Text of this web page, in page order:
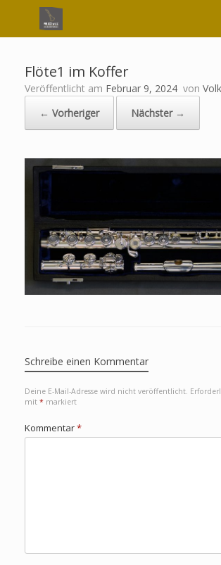
Flöte1 im Koffer
Veröffentlicht am Februar 9, 2024 von
← Vorheriger
Nächster →
Schreibe einen Kommentar
Deine E-Mail-Adresse wird nicht veröffentlicht.
mit * markiert
Kommentar*